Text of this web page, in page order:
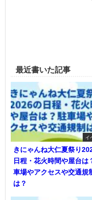
最近書いた記事
イ
きにゃんね大仁夏祭り
日程・花火時間や屋台は
車場やアクセスや交通規
は？